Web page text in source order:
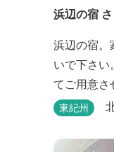
浜辺の宿
浜辺の宿。
いで下さい
てご用意さ
東紀州